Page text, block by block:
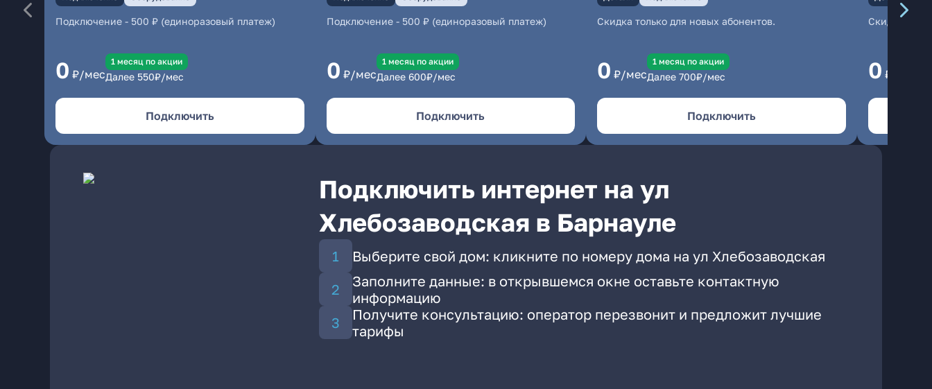
Подключение - 500 ₽ (единоразовый платеж)
0 ₽/мес
1 месяц по акции
Далее 550₽/мес
Подключить
Подключение- 500 ₽ (единоразовый платеж)
0 ₽/мес
1 месяц по акции
Далее 600₽/мес
Подключить
Скидка только для новых абонентов.
0 ₽/мес
1 месяц по акции
Далее 700₽/мес
Подключить
Скидка
0 ₽/мес
Подключить интернет на ул
Хлебозаводская в Барнауле
Выберите свой дом: кликните по номеру дома на ул Хлебозаводская
Заполните данные: в открывшемся окне оставьте контактную
информацию
Получите консультацию: оператор перезвонит и предложит лучшие
тарифы